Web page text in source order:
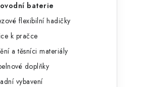
baterie
flexibilní hadičky
k pračce
a těsníci materiály
doplňky
vybavení